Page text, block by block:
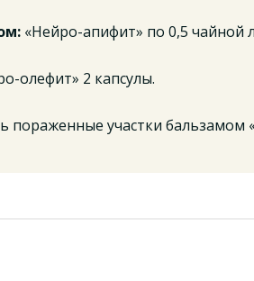
«Нейро-апифит» по 0,5 чайной
олефит» 2 капсулы.
пораженные участки бальзамом